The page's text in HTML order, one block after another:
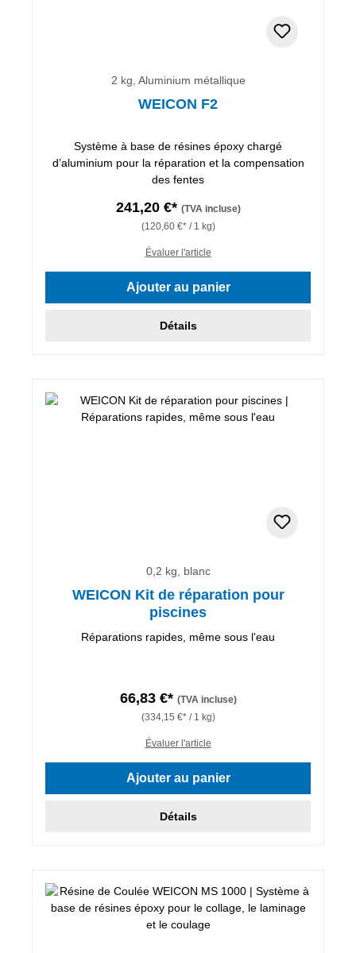
2 kg, Aluminium métallique
WEICON F2
Système à base de résines époxy chargé
d’aluminium pour la réparation et la compensation
des fentes
241,20 €* (TVA incluse)
(120,60 €* / 1 kg)
Évaluer l'article
Ajouter au panier
Détails
0,2 kg, blanc
WEICON Kit de réparation pour
piscines
Réparations rapides, même sous l'eau
66,83 €* (TVA incluse)
(334,15 €* / 1 kg)
Évaluer l'article
Ajouter au panier
Détails